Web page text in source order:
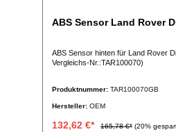
ABS Sensor Land Rover
ABS Sensor hinten für Land Rover
Vergleichs-Nr.:TAR100070)
Produktnummer: TAR100070GB
Hersteller: OEM
132,62 €* 165,78 €* (20%